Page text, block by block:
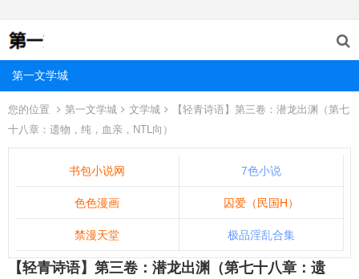
第一文学城
您的位置 第一文学城 文学城
【轻青诗语】第三卷：潜龙出渊（第七
十八章：遗物，纯，血亲，NTL向）
书包小说网 7色小说
色色漫画 囚爱（民国H）
禁漫天堂 极品淫乱合集
【轻青诗语】第三卷：潜龙出渊（第七十八章：遗